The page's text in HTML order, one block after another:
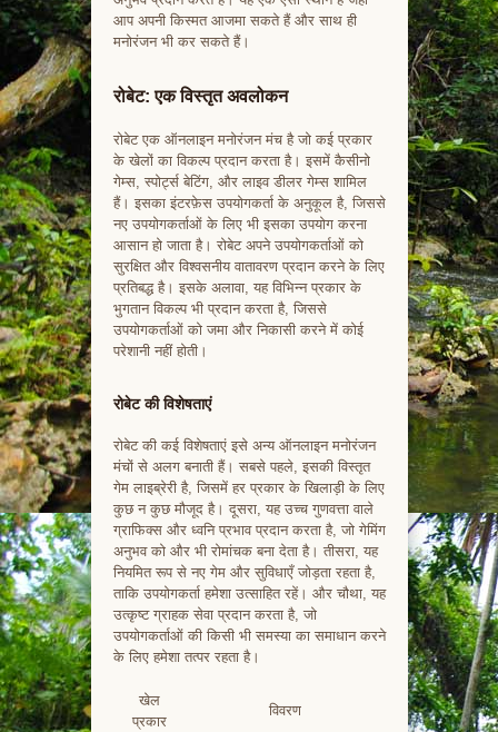
आप अपनी किस्मत आजमा सकते हैं और साथ ही
मनोरंजन भी कर सकते हैं।
रोबेट: एक विस्तृत अवलोकन
रोबेट एक ऑनलाइन मनोरंजन मंच है जो कई प्रकार
के खेलों का विकल्प प्रदान करता है। इसमें कैसीनो
गेम्स, स्पोर्ट्स बेटिंग, और लाइव डीलर गेम्स शामिल
हैं। इसका इंटरफ़ेस उपयोगकर्ता के अनुकूल है, जिससे
नए उपयोगकर्ताओं के लिए भी इसका उपयोग करना
आसान हो जाता है। रोबेट अपने उपयोगकर्ताओं को
सुरक्षित और विश्वसनीय वातावरण प्रदान करने के लिए
प्रतिबद्ध है। इसके अलावा, यह विभिन्न प्रकार के
भुगतान विकल्प भी प्रदान करता है, जिससे
उपयोगकर्ताओं को जमा और निकासी करने में कोई
परेशानी नहीं होती।
रोबेट की विशेषताएं
रोबेट की कई विशेषताएं इसे अन्य ऑनलाइन मनोरंजन
मंचों से अलग बनाती हैं। सबसे पहले, इसकी विस्तृत
गेम लाइब्रेरी है, जिसमें हर प्रकार के खिलाड़ी के लिए
कुछ न कुछ मौजूद है। दूसरा, यह उच्च गुणवत्ता वाले
ग्राफिक्स और ध्वनि प्रभाव प्रदान करता है, जो गेमिंग
अनुभव को और भी रोमांचक बना देता है। तीसरा, यह
नियमित रूप से नए गेम और सुविधाएँ जोड़ता रहता है,
ताकि उपयोगकर्ता हमेशा उत्साहित रहें। और चौथा, यह
उत्कृष्ट ग्राहक सेवा प्रदान करता है, जो
उपयोगकर्ताओं की किसी भी समस्या का समाधान करने
के लिए हमेशा तत्पर रहता है।
खेल
प्रकार
विवरण